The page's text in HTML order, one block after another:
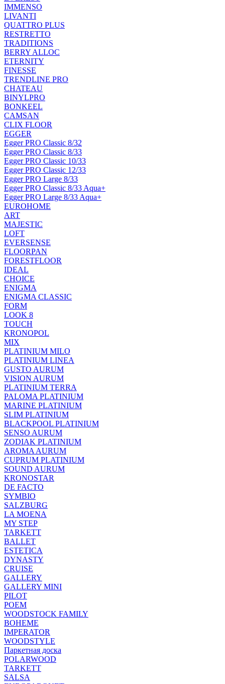
IMMENSO
LIVANTI
QUATTRO PLUS
RESTRETTO
TRADITIONS
BERRY ALLOC
ETERNITY
FINESSE
TRENDLINE PRO
CHATEAU
BINYLPRO
BONKEEL
CAMSAN
CLIX FLOOR
EGGER
Egger PRO Classic 8/32
Egger PRO Classic 8/33
Egger PRO Classic 10/33
Egger PRO Classic 12/33
Egger PRO Large 8/33
Egger PRO Classic 8/33 Aqua+
Egger PRO Large 8/33 Aqua+
EUROHOME
ART
MAJESTIC
LOFT
EVERSENSE
FLOORPAN
FORESTFLOOR
IDEAL
CHOICE
ENIGMA
ENIGMA CLASSIC
FORM
LOOK 8
TOUCH
KRONOPOL
MIX
PLATINIUM MILO
PLATINIUM LINEA
GUSTO AURUM
VISION AURUM
PLATINIUM TERRA
PALOMA PLATINIUM
MARINE PLATINIUM
SLIM PLATINIUM
BLACKPOOL PLATINIUM
SENSO AURUM
ZODIAK PLATINIUM
AROMA AURUM
CUPRUM PLATINIUM
SOUND AURUM
KRONOSTAR
DE FACTO
SYMBIO
SALZBURG
LA MOENA
MY STEP
TARKETT
BALLET
ESTETICA
DYNASTY
CRUISE
GALLERY
GALLERY MINI
PILOT
POEM
WOODSTOCK FAMILY
BOHEME
IMPERATOR
WOODSTYLE
Паркетная доска
POLARWOOD
TARKETT
SALSA